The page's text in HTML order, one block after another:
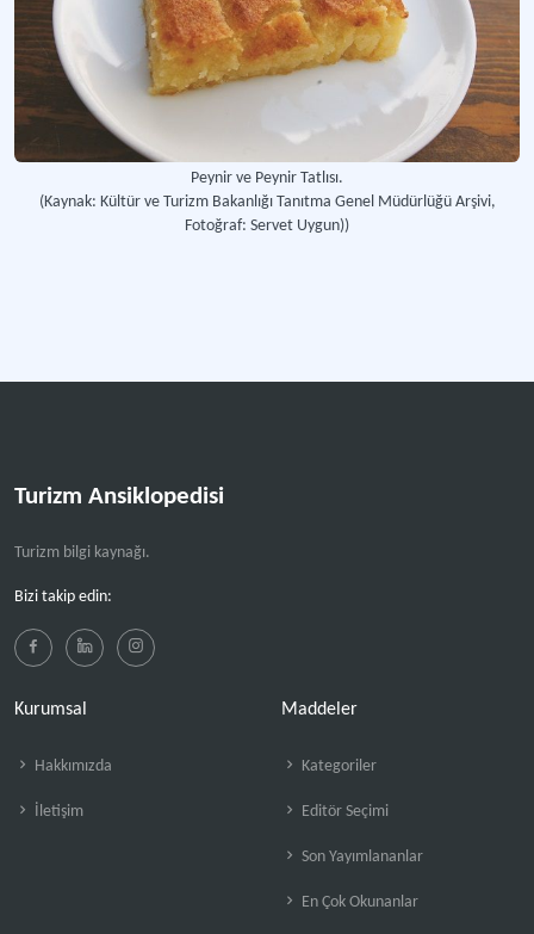
Güllaç
İnce mısır nişastası yapraklarının şekerli süt ve gül suyu ile ıslatılması
Hacı Bekir Lokumcusu (Ali Muhiddin Şekerci Hacı Bekir)
Dünyaca ünlü köklü bir Türk şekercisi, lokumun mucidi.
Kadayıf / Tel Kadayıf
Un ve su karışımından elde edilen hamurun pişirilerek ince teller haline
Peynir ve Peynir Tatlısı.
(Kaynak: Kültür ve Turizm Bakanlığı Tanıtma Genel Müdürlüğü Arşivi,
Fotoğraf: Servet Uygun))
Turizm Ansiklopedisi
Turizm bilgi kaynağı.
Bizi takip edin:
Kurumsal
Hakkımızda
İletişim
Maddeler
Kategoriler
Editör Seçimi
Son Yayımlananlar
En Çok Okunanlar